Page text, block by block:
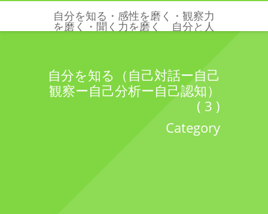
自分を知る・感性を磨く・観察力
を磨く・聞く力を磨く 自分と人
自分を知る（自己対話ー自己
観察ー自己分析ー自己認知）
( 3 )
Category